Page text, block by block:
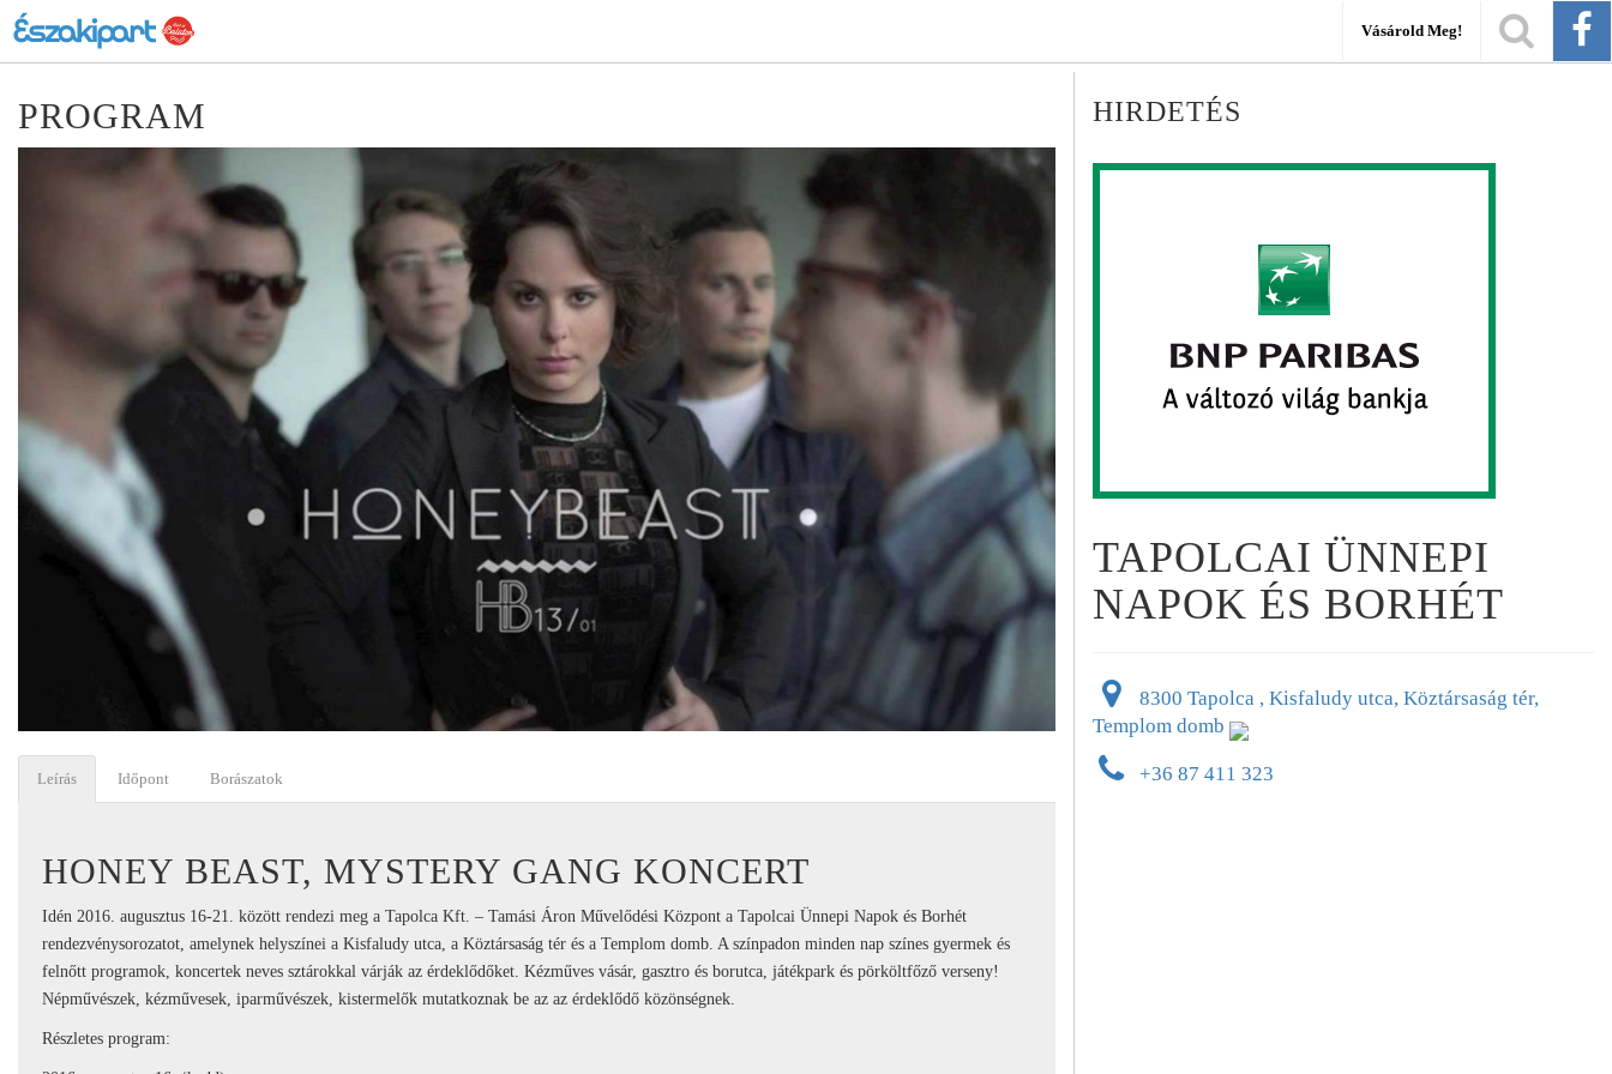
Vásárold Meg!
HIRDETÉS
TAPOLCAI ÜNNEPI
NAPOK ÉS BORHÉT
8300 Tapolca , Kisfaludy utca, Köztársaság tér,
Templom domb
+36 87 411 323
PROGRAM
Leírás Időpont Borászatok
HONEY BEAST, MYSTERY GANG KONCERT
Idén 2016. augusztus 16-21. között rendezi meg a Tapolca Kft. – Tamási Áron Művelődési Központ a Tapolcai Ünnepi Napok és Borhét
rendezvénysorozatot, amelynek helyszínei a Kisfaludy utca, a Köztársaság tér és a Templom domb. A színpadon minden nap színes gyermek és
felnőtt programok, koncertek neves sztárokkal várják az érdeklődőket. Kézműves vásár, gasztro és borutca, játékpark és pörköltfőző verseny!
Népművészek, kézművesek, iparművészek, kistermelők mutatkoznak be az az érdeklődő közönségnek.
Részletes program: